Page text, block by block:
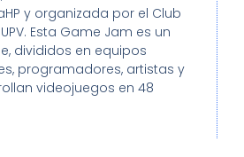
y organizada por el Club
Esta Game Jam es un
divididos en equipos
programadores, artistas y
videojuegos en 48